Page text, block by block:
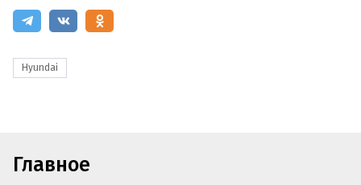
Hyundai
Главное